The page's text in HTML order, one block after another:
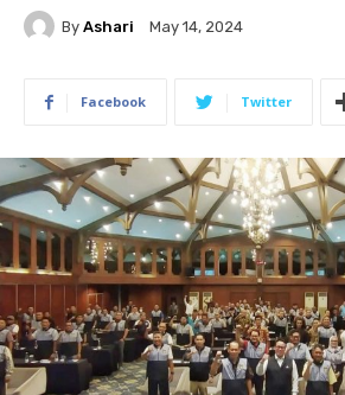
By Ashari May 14, 2024
Facebook Twitter